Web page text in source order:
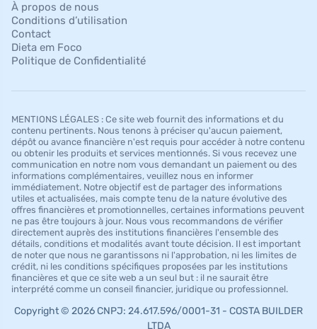
À propos de nous
Conditions d’utilisation
Contact
Dieta em Foco
Politique de Confidentialité
MENTIONS LÉGALES : Ce site web fournit des informations et du
contenu pertinents. Nous tenons à préciser qu'aucun paiement,
dépôt ou avance financière n'est requis pour accéder à notre contenu
ou obtenir les produits et services mentionnés. Si vous recevez une
communication en notre nom vous demandant un paiement ou des
informations complémentaires, veuillez nous en informer
immédiatement. Notre objectif est de partager des informations
utiles et actualisées, mais compte tenu de la nature évolutive des
offres financières et promotionnelles, certaines informations peuvent
ne pas être toujours à jour. Nous vous recommandons de vérifier
directement auprès des institutions financières l'ensemble des
détails, conditions et modalités avant toute décision. Il est important
de noter que nous ne garantissons ni l'approbation, ni les limites de
crédit, ni les conditions spécifiques proposées par les institutions
financières et que ce site web a un seul but : il ne saurait être
interprété comme un conseil financier, juridique ou professionnel.
Copyright © 2026 CNPJ: 24.617.596/0001-31 - COSTA BUILDER
LTDA